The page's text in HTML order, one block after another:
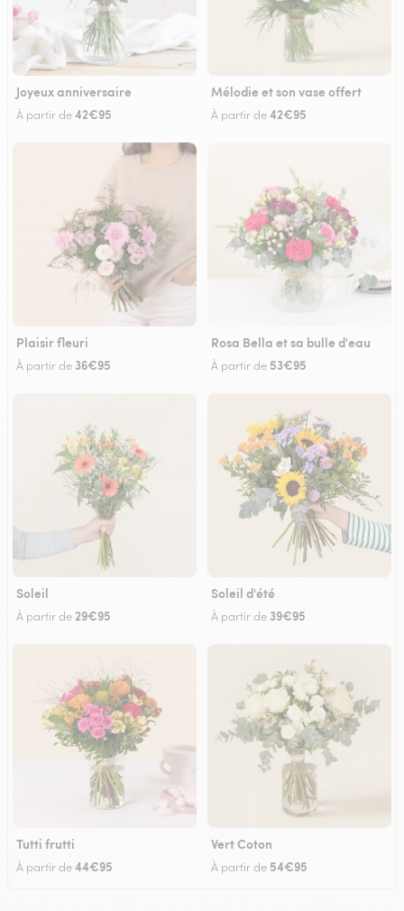
Joyeux anniversaire
À partir de42€95
Mélodie et son vase offert
À partir de42€95
Plaisir fleuri
À partir de 36€95
Rosa Bella et sa bulle d'eau
À partir de 53€95
Soleil
À partir de 29€95
Soleil d'été
À partir de 39€95
Tutti frutti
À partir de44€95
Vert Coton
À partir de 54€95